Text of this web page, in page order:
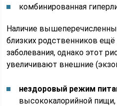
комбинированная
Наличие
близких родственников ещё
заболевания, однако этот
увеличивают внешние
нездоровый режим
высококалорийной пищи,